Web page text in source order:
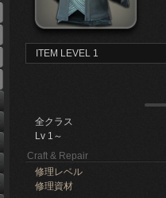
ITEM LEVEL 1
全クラス
Lv 1～
Craft & Repair
修理レベル
修理資材